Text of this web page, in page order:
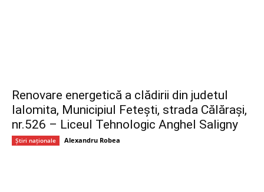
Renovare energetică a clădirii din judetul
Ialomita, Municipiul Fetești, strada Călărași,
nr.526 – Liceul Tehnologic Anghel Saligny
Știri naționale Alexandru Robea